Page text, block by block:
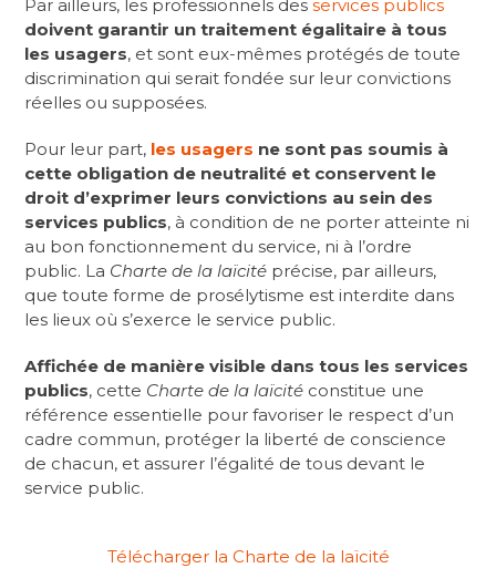
Par ailleurs, les professionnels desservices publics
doivent garantir un traitement égalitaire à tous
les usagers, et sont eux-mêmes protégés de toute
discrimination qui serait fondée sur leur convictions
réelles ou supposées.
Pour leur part, les usagers ne sont pas soumis à
cette obligation de neutralité et conservent le
droit d’exprimer leurs convictions au sein des
services publics, à condition de ne porter atteinte ni
au bon fonctionnement du service, ni à l’ordre
public. La Charte de la laïcité précise, par ailleurs,
que toute forme de prosélytisme est interdite dans
les lieux où s’exerce le service public.
Affichée de manière visible dans tous les services
publics, cette Charte de la laïcité constitue une
référence essentielle pour favoriser le respect d’un
cadre commun, protéger la liberté de conscience
de chacun, et assurer l’égalité de tous devant le
service public.
Télécharger la Charte de la laïcité